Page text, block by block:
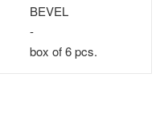
BEVEL
-
box of 6 pcs.